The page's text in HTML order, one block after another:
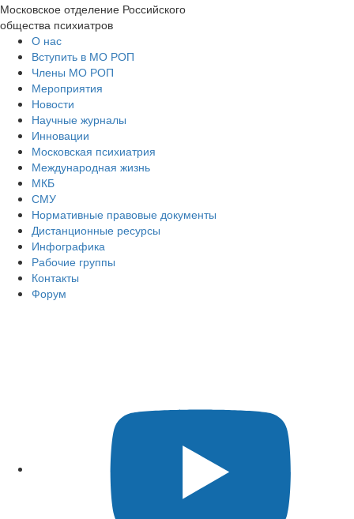
Московское отделение Российского
общества психиатров
О нас
Вступить в МО РОП
Члены МО РОП
Мероприятия
Новости
Научные журналы
Инновации
Московская психиатрия
Международная жизнь
МКБ
СМУ
Нормативные правовые документы
Дистанционные ресурсы
Инфографика
Рабочие группы
Контакты
Форум